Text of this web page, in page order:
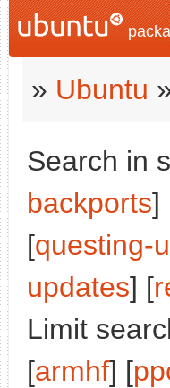
» Ubuntu
Search in
backports]
[questing-
updates] [
Limit
[armhf] [